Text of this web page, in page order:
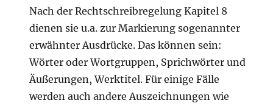
Nach der Rechtschreibregelung Kapitel 8
dienen sie u.a. zur Markierung sogenannter
erwähnter Ausdrücke. Das können sein:
Wörter oder Wortgruppen, Sprichwörter und
Äußerungen, Werktitel. Für einige Fälle
werden auch andere Auszeichnungen wie